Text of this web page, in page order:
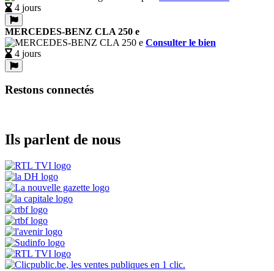
4 jours
MERCEDES-BENZ CLA 250 e
Consulter le bien
4 jours
Restons connectés
Ils parlent de nous